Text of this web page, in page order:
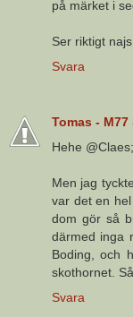
på märket i
Ser riktigt
Svara
Tomas - M77
Hehe
Men jag
var det en
dom gör så
därmed inga
Boding, och
skothornet.
Svara